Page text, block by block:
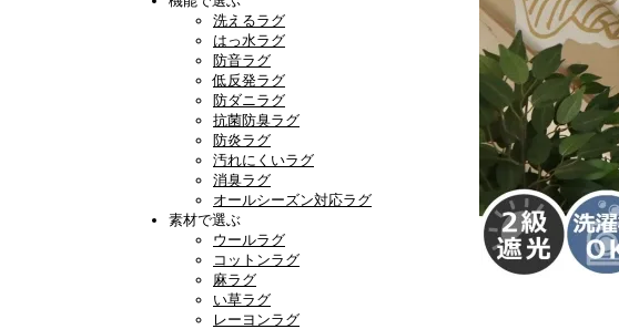
洗えるラグ
はっ水ラグ
防音ラグ
低反発ラグ
防ダニラグ
抗菌防臭ラグ
防炎ラグ
汚れにくいラグ
消臭ラグ
オールシーズン対応ラグ
素材で選ぶ
ウールラグ
コットンラグ
麻ラグ
い草ラグ
レーヨンラグ